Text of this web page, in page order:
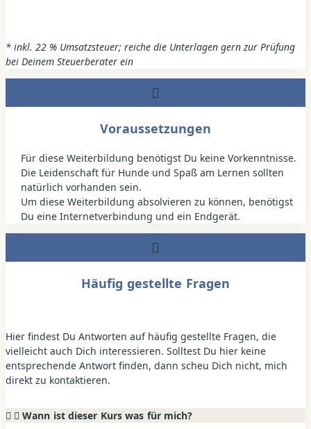
* inkl. 22 % Umsatzsteuer; reiche die Unterlagen gern zur Prüfung
bei Deinem Steuerberater ein
Voraussetzungen
Für diese Weiterbildung benötigst Du keine Vorkenntnisse.
Die Leidenschaft für Hunde und Spaß am Lernen sollten
natürlich vorhanden sein.
Um diese Weiterbildung absolvieren zu können, benötigst
Du eine Internetverbindung und ein Endgerät.
Häufig gestellte Fragen
Hier findest Du Antworten auf häufig gestellte Fragen, die
vielleicht auch Dich interessieren. Solltest Du hier keine
entsprechende Antwort finden, dann scheu Dich nicht, mich
direkt zu kontaktieren.
Wann ist dieser Kurs was für mich?